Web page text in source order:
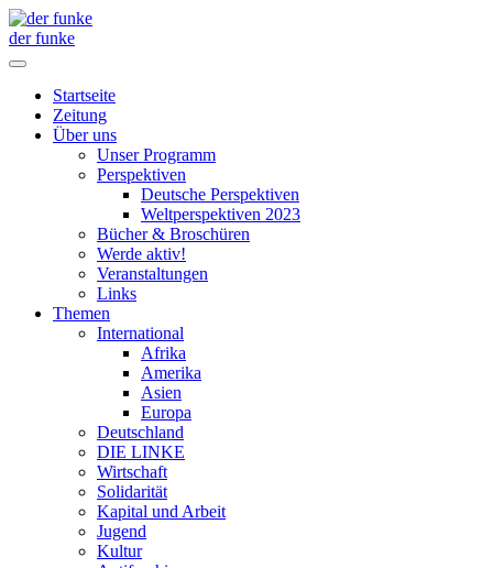
der funke
Startseite
Zeitung
Über uns
Unser Programm
Perspektiven
Deutsche Perspektiven
Weltperspektiven 2023
Bücher & Broschüren
Werde aktiv!
Veranstaltungen
Links
Themen
International
Afrika
Amerika
Asien
Europa
Deutschland
DIE LINKE
Wirtschaft
Solidarität
Kapital und Arbeit
Jugend
Kultur